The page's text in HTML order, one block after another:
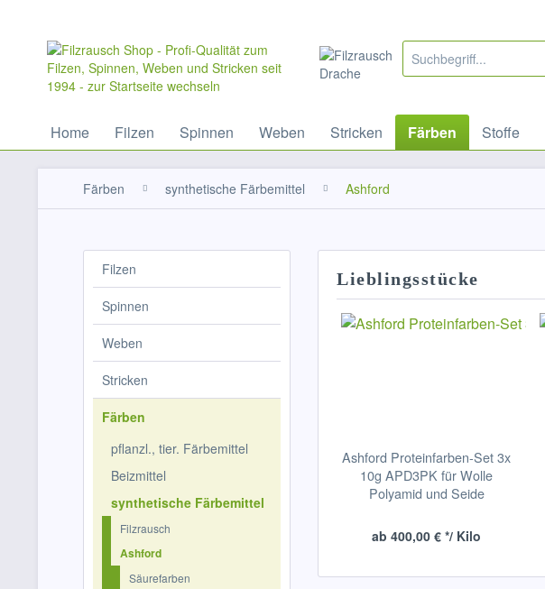
Home Filzen Spinnen Weben Stricken Färben Stoffe
Färben synthetische Färbemittel Ashford
Filzen
Spinnen
Weben
Stricken
Färben
pflanzl., tier. Färbemittel
Beizmittel
synthetische Färbemittel
Filzrausch
Ashford
Säurefarben
Lieblingsstücke
Ashford Proteinfarben-Set 3x
10g APD3PK für Wolle
Polyamid und Seide
ab 400,00 € */ Kilo